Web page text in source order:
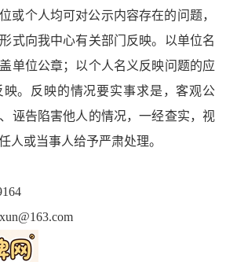
或个人均可对公示内容存在的问题，
式向我中心有关部门反映。以单位名
单位公章；以个人名义反映问题的应
。反映的情况要实事求是，客观公
诬告陷害他人的情况，一经查实，视
人或当事人给予严肃处理。